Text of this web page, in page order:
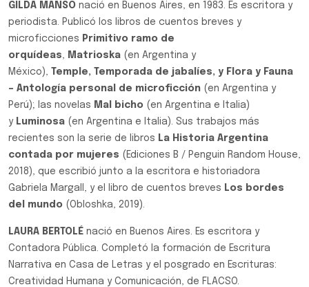
GILDA MANSO nació en Buenos Aires, en 1983. Es escritora y
periodista. Publicó los libros de cuentos breves y
microficciones Primitivo ramo de
orquídeas, Matrioska (en Argentina y
México),
Temple, Temporada de jabalíes, y Flora y Fauna
– Antología personal de microficción (en Argentina y
Perú); las novelas Mal bicho (en Argentina e Italia)
y Luminosa (en Argentina e Italia). Sus trabajos más
recientes son la serie de libros La Historia Argentina
contada por mujeres (Ediciones B / Penguin Random House,
2018), que escribió junto a la escritora e historiadora
Gabriela Margall, y el libro de cuentos breves Los bordes
del mundo (Obloshka, 2019).
LAURA BERTOLÉ nació en Buenos Aires. Es escritora y
Contadora Pública. Completó la formación de Escritura
Narrativa en Casa de Letras y el posgrado en Escrituras:
Creatividad Humana y Comunicación, de FLACSO.